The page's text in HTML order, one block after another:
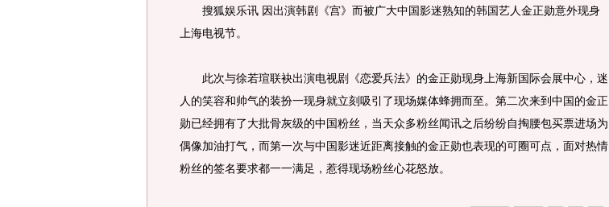
搜狐娱乐讯 因出演韩剧《宫》而被广大中国影迷熟知的韩国艺人金正勋意外现身
上海电视节。
此次与徐若瑄联袂出演电视剧《恋爱兵法》的金正勋现身上海新国际会展中心，迷
人的笑容和帅气的装扮一现身就立刻吸引了现场媒体蜂拥而至。第二次来到中国的金正
勋已经拥有了大批骨灰级的中国粉丝，当天众多粉丝闻讯之后纷纷自掏腰包买票进场为
偶像加油打气，而第一次与中国影迷近距离接触的金正勋也表现的可圈可点，面对热情
粉丝的签名要求都一一满足，惹得现场粉丝心花怒放。